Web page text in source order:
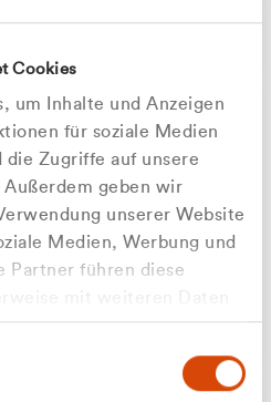
Cookies
um Inhalte und Anzeigen
für soziale Medien
die Zugriffe auf unsere
Außerdem geben wir
unserer Website
Medien, Werbung und
Partner führen diese
bereitgestellt haben oder
Balanesan